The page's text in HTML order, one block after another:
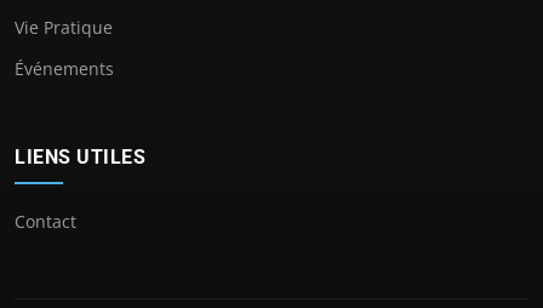
Vie Pratique
Événements
LIENS UTILES
Contact